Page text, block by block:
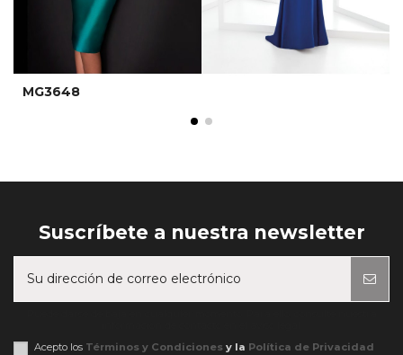
MG3648
Suscríbete a nuestra newsletter
Acepto los Términos y Condiciones y la Política de Privacidad